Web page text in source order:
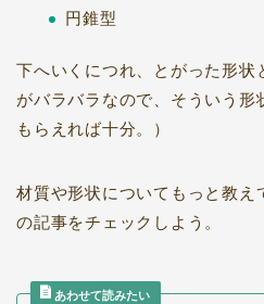
円錐型
下へいくにつれ、とがった形状
がバラバラなので、そういう形
もらえれば十分。）
材質や形状についてもっと教え
の記事をチェックしよう。